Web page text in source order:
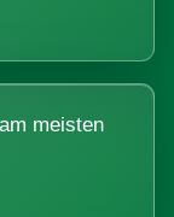
meisten